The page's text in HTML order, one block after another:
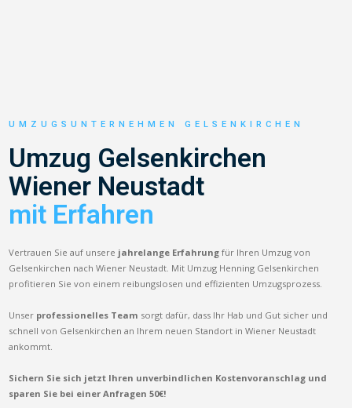
UMZUGSUNTERNEHMEN GELSENKIRCHEN
Umzug Gelsenkirchen
Wiener Neustadt
mit Erfahren
Vertrauen Sie auf unsere jahrelange Erfahrung für Ihren Umzug von
Gelsenkirchen nach Wiener Neustadt. Mit Umzug Henning Gelsenkirchen
profitieren Sie von einem reibungslosen und effizienten Umzugsprozess.
Unser professionelles Team sorgt dafür, dass Ihr Hab und Gut sicher und
schnell von Gelsenkirchen an Ihrem neuen Standort in Wiener Neustadt
ankommt.
Sichern Sie sich jetzt Ihren unverbindlichen Kostenvoranschlag und
sparen Sie bei einer Anfragen 50€!